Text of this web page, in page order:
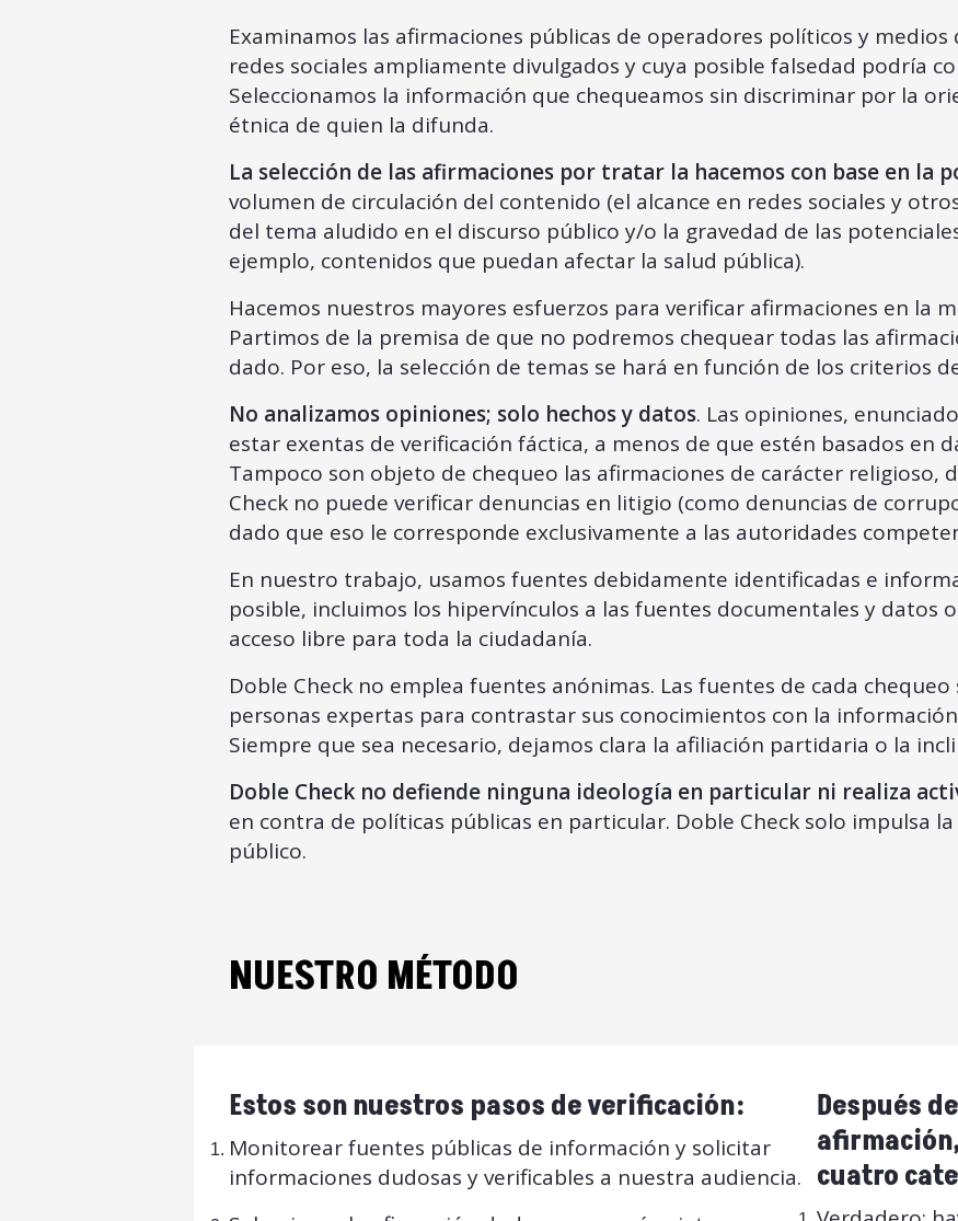
Examinamos las afirmaciones públicas de operadores políticos y
redes sociales ampliamente divulgados y cuya posible falsedad podría
Seleccionamos la información que chequeamos sin discriminar por la
étnica de quien la difunda.
La selección de las afirmaciones por tratar la hacemos con base en la
volumen de circulación del contenido (el alcance en redes sociales y
del tema aludido en el discurso público y/o la gravedad de las
ejemplo, contenidos que puedan afectar la salud pública).
Hacemos nuestros mayores esfuerzos para verificar afirmaciones en la
Partimos de la premisa de que no podremos chequear todas las
dado. Por eso, la selección de temas se hará en función de los criterios
No analizamos opiniones; solo hechos y datos. Las opiniones,
estar exentas de verificación fáctica, a menos de que estén basados en
Tampoco son objeto de chequeo las afirmaciones de carácter religioso,
Check no puede verificar denuncias en litigio (como denuncias de
dado que eso le corresponde exclusivamente a las autoridades
En nuestro trabajo, usamos fuentes debidamente identificadas e
posible, incluimos los hipervínculos a las fuentes documentales y datos
acceso libre para toda la ciudadanía.
Doble Check no emplea fuentes anónimas. Las fuentes de cada
personas expertas para contrastar sus conocimientos con la
Siempre que sea necesario, dejamos clara la afiliación partidaria o la
Doble Check no defiende ninguna ideología en particular ni realiza
en contra de políticas públicas en particular. Doble Check solo impulsa
público.
NUESTRO MÉTODO
Estos son nuestros pasos de verificación:
Monitorear fuentes públicas de información y solicitar
informaciones dudosas y verificables a nuestra audiencia.
Después
cuatro